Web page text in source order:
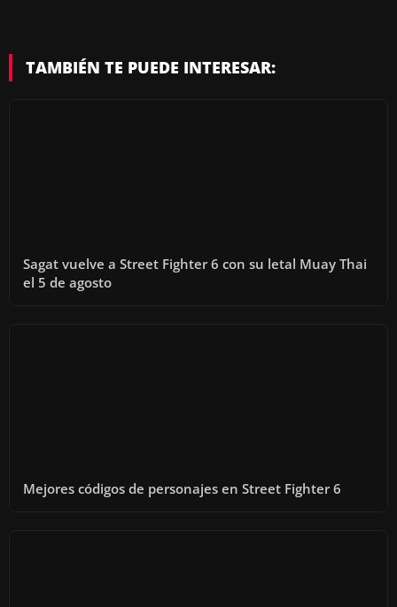
TAMBIÉN TE PUEDE INTERESAR:
Sagat vuelve a Street Fighter 6 con su letal Muay Thai
el 5 de agosto
Mejores códigos de personajes en Street Fighter 6